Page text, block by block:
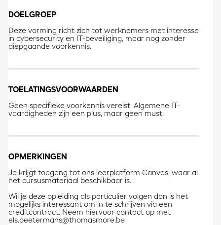
DOELGROEP
Deze vorming richt zich tot werknemers met interesse
in cybersecurity en IT-beveiliging, maar nog zonder
diepgaande voorkennis.
TOELATINGSVOORWAARDEN
Geen specifieke voorkennis vereist. Algemene IT-
vaardigheden zijn een plus, maar geen must.
OPMERKINGEN
Je krijgt toegang tot ons leerplatform Canvas, waar al
het cursusmateriaal beschikbaar is.
Wil je deze opleiding als particulier volgen dan is het
mogelijks interessant om in te schrijven via een
creditcontract. Neem hiervoor contact op met
els.peetermans@thomasmore.be